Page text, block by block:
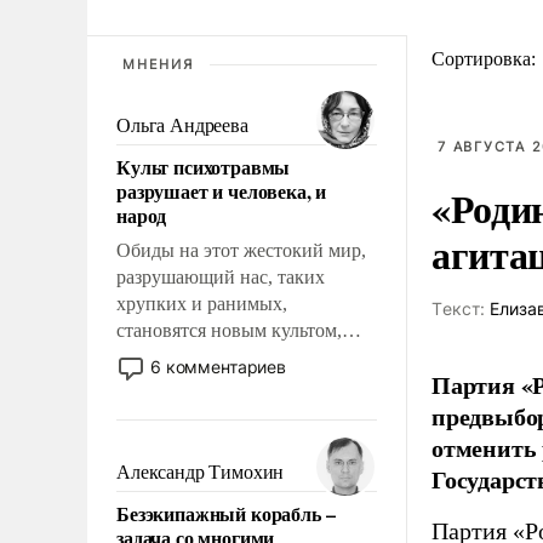
МНЕНИЯ
Ольга Андреева
Культ психотравмы
разрушает и человека, и
народ
Обиды на этот жестокий мир,
разрушающий нас, таких
хрупких и ранимых,
становятся новым культом,
постепенно вытесняя и
отменяя традиционное
мужественным и твердым под
ударами судьбы, брать на себя
ответственность, помогать
слабым, идти вперед и
6 комментариев
Александр Тимохин
Безэкипажный корабль –
задача со многими
Сортировка:
7 АВГУСТА
Tекст:
Партия
отменить
Партия